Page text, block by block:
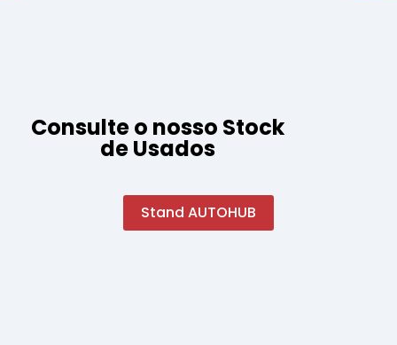
Consulte o nosso Stock
de Usados
Stand AUTOHUB